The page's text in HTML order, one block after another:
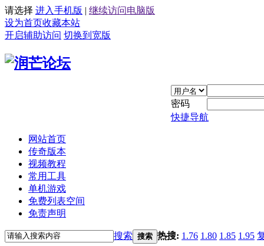
请选择 进入手机版 | 继续访问电脑版
设为首页收藏本站
开启辅助访问 切换到宽版
密码
快捷导航
网站首页
传奇版本
视频教程
常用工具
单机游戏
免费列表空间
免责声明
搜索 搜索 热搜: 1.76 1.80 1.85 1.95